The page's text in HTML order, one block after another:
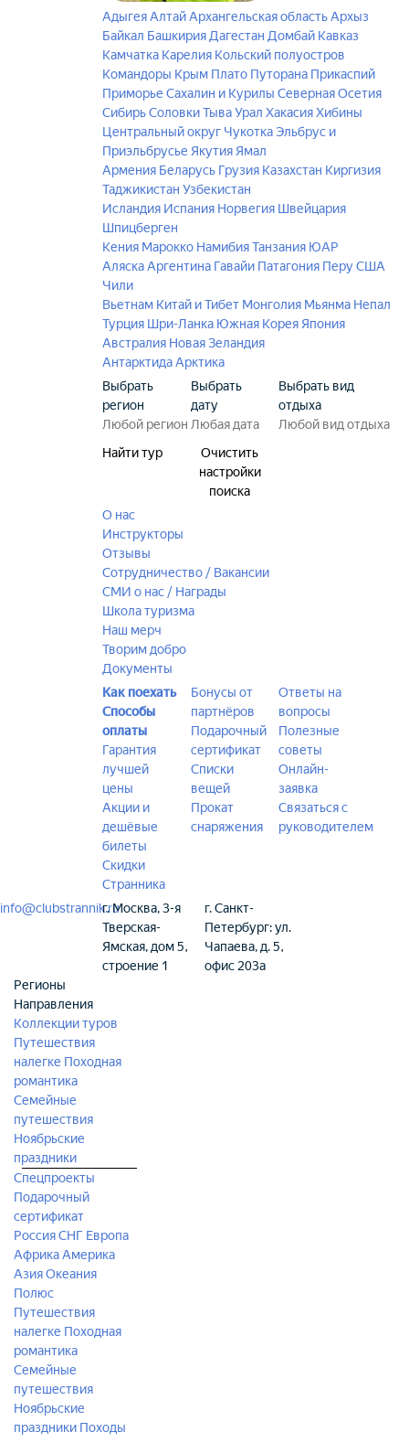
АдыгеяАлтайАрхангельская областьАрхыз
Байкал Башкирия Дагестан Домбай Кавказ
Камчатка Карелия Кольский полуостров
Командоры Крым Плато Путорана Прикаспий
Приморье Сахалин и Курилы Северная Осетия
СибирьСоловкиТываУрал ХакасияХибины
Центральный округ ЧукоткаЭльбрус и
Приэльбрусье Якутия Ямал
Армения Беларусь Грузия Казахстан Киргизия
Таджикистан Узбекистан
Исландия Испания Норвегия Швейцария
Шпицберген
Кения Марокко НамибияТанзания ЮАР
АляскаАргентина Гавайи Патагония Перу США
Чили
Вьетнам Китай и Тибет Монголия Мьянма Непал
Турция Шри-Ланка Южная Корея Япония
Австралия Новая Зеландия
АнтарктидаАрктика
Выбрать
регион
Выбрать
дату
Выбрать вид
отдыха
Найти тур
Очистить
настройки
поиска
О нас
Инструкторы
Отзывы
Сотрудничество / Вакансии
СМИ о нас / Награды
Школа туризма
Наш мерч
Творим добро
Документы
Как поехать
Способы
оплаты
Гарантия
лучшей
цены
Акции и
дешёвые
билеты
Скидки
Странника
Бонусы от
партнёров
Подарочный
сертификат
Списки
вещей
Прокат
снаряжения
Ответы на
вопросы
Полезные
советы
Онлайн-
заявка
Связаться с
руководителем
info@clubstrannik.ruг. Москва, 3-я
Тверская-
Ямская, дом 5,
строение 1
г. Санкт-
Петербург: ул.
Чапаева, д. 5,
офис 203а
Регионы
Направления
Коллекции туров
Путешествия
налегке Походная
романтика
Семейные
путешествия
Ноябрьские
праздники
Спецпроекты
Подарочный
сертификат
РоссияСНГ Европа
АфрикаАмерика
АзияОкеания
Полюс
Путешествия
налегке Походная
романтика
Семейные
путешествия
Ноябрьские
праздники Походы